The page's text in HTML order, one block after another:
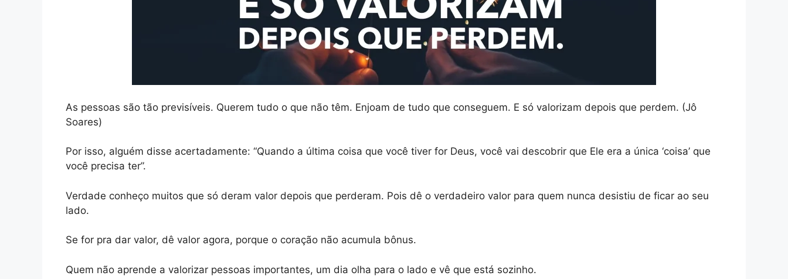
As pessoas são tão previsíveis. Querem tudo o que não têm. Enjoam de tudo que conseguem. E só valorizam depois que perdem. (Jô
Soares)
Por isso, alguém disse acertadamente: “Quando a última coisa que você tiver for Deus, você vai descobrir que Ele era a única ‘coisa’ que
você precisa ter”.
Verdade conheço muitos que só deram valor depois que perderam. Pois dê o verdadeiro valor para quem nunca desistiu de ficar ao seu
lado.
Se for pra dar valor, dê valor agora, porque o coração não acumula bônus.
Quem não aprende a valorizar pessoas importantes, um dia olha para o lado e vê que está sozinho.